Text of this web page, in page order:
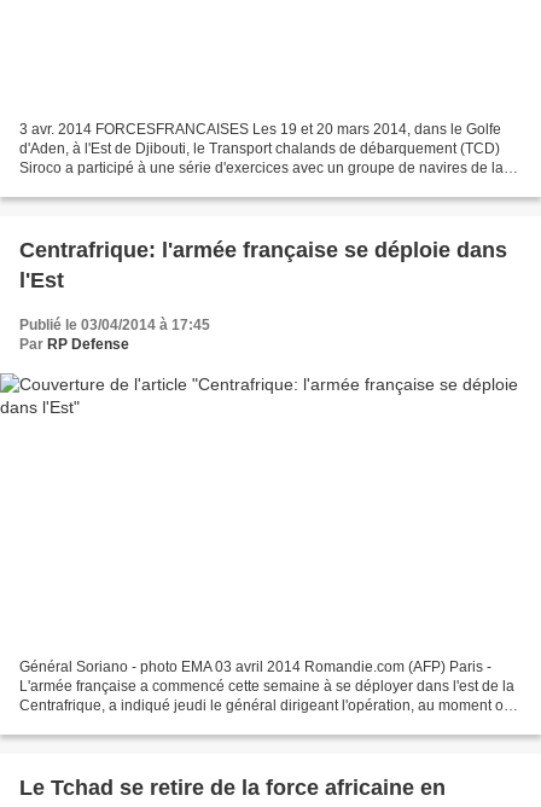
3 avr. 2014 FORCESFRANCAISES Les 19 et 20 mars 2014, dans le Golfe
d'Aden, à l'Est de Djibouti, le Transport chalands de débarquement (TCD)
Siroco a participé à une série d'exercices avec un groupe de navires de la
Centrafrique: l'armée française se déploie dans
l'Est
Publié le 03/04/2014 à 17:45
Par RP Defense
Général Soriano - photo EMA 03 avril 2014 Romandie.com (AFP) Paris -
L'armée française a commencé cette semaine à se déployer dans l'est de la
Centrafrique, a indiqué jeudi le général dirigeant l'opération, au moment où
Le Tchad se retire de la force africaine en